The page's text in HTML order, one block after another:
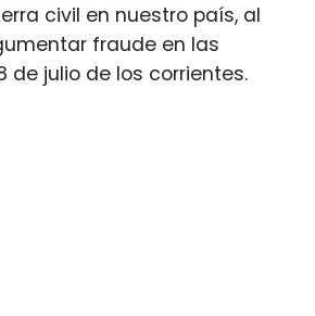
civil en nuestro país, al
fraude en las
de julio de los corrientes.